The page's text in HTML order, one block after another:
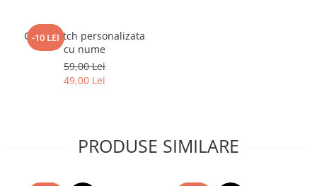
-10 LEI
Cana Stitch personalizata
cu nume
59,00 Lei
49,00 Lei
PRODUSE SIMILARE